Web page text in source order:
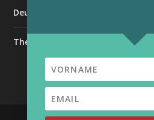
Deutsche Stiftung für chronisch
The Medical Futurist